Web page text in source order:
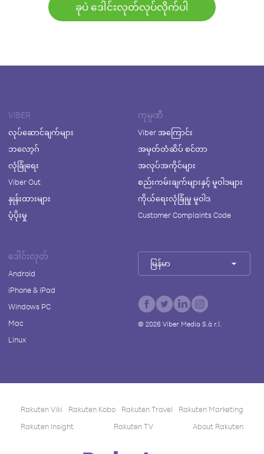
ခုပဲ ဒေါင်းလုတ်လုပ်လိုက်ပါ
VIBER
လုပ်ဆောင်ချက်များ
ဘလော့ဂ်
လုံခြုံရေး
Viber Out
နှုန်းထားများ
ပံ့ပိုးမှု
ကုမ္ပဏီ
Viber အကြောင်း
အမှတ်တံဆိပ် စင်တာ
အလုပ်အကိုင်များ
စည်းကမ်းချက်များနှင့် မူဝါဒများ
ကိုယ်ရေးလုံခြုံမှု မူဝါဒ
Customer Complaints Code
ဒေါင်းလုတ်
Android
iPhone & iPad
Windows PC
Mac
Linux
မြန်မာ
© 2026Viber Media S.à r.l.
Rakuten Viki Rakuten Kobo Rakuten Travel
Rakuten Marketing
Rakuten Insight
Rakuten TV About Rakuten